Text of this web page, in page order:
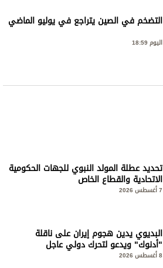
التضخم في الصين يتراجع في يوليو الماضي
اليوم 18:59
تحديد عطلة المولد النبوي للجهات الحكومية
الاتحادية والقطاع الخاص
البديوي يدين هجوم إيران على ناقلة
"أدنوك" ويدعو لتحرك دولي عاجل
8 أغسطس 2026